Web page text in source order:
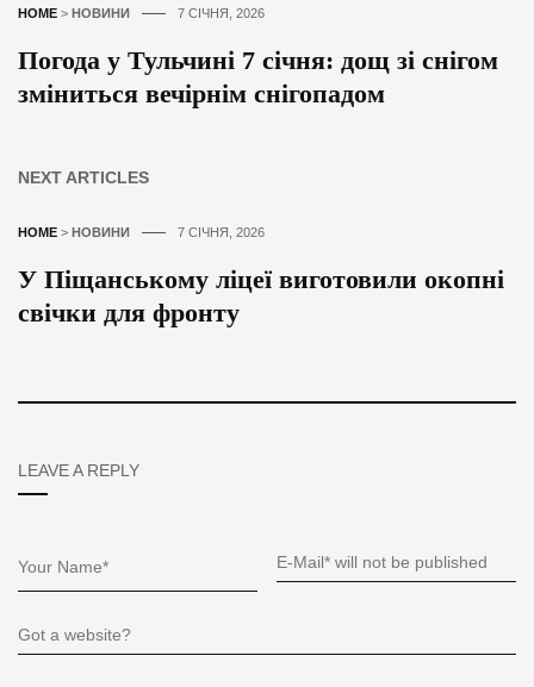
HOME > НОВИНИ 7 СІЧНЯ, 2026
Погода у Тульчині 7 січня: дощ зі снігом
зміниться вечірнім снігопадом
NEXT ARTICLES
HOME > НОВИНИ 7 СІЧНЯ, 2026
У Піщанському ліцеї виготовили окопні
свічки для фронту
LEAVE A REPLY